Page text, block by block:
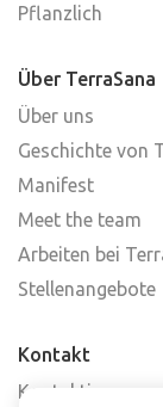
Pflanzlich
Über TerraSana
Über uns
Geschichte von
Manifest
Meet the team
Arbeiten bei
Stellenangebote
Kontakt
Kontaktiere uns